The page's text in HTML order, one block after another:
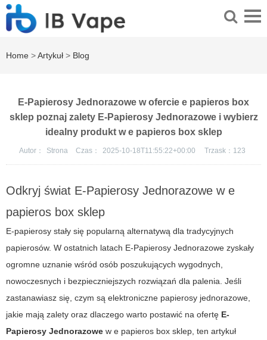
Home >Artykuł > Blog
E-Papierosy Jednorazowe w ofercie e papieros box
sklep poznaj zalety E-Papierosy Jednorazowe i wybierz
idealny produkt w e papieros box sklep
Autor： Strona Czas： 2025-10-18T11:55:22+00:00 Trzask： 123
Odkryj świat E-Papierosy Jednorazowe w e
papieros box sklep
E-papierosy stały się popularną alternatywą dla tradycyjnych
papierosów. W ostatnich latach E-Papierosy Jednorazowe zyskały
ogromne uznanie wśród osób poszukujących wygodnych,
nowoczesnych i bezpieczniejszych rozwiązań dla palenia. Jeśli
zastanawiasz się, czym są elektroniczne papierosy jednorazowe,
jakie mają zalety oraz dlaczego warto postawić na ofertę E-
Papierosy Jednorazowe w e papieros box sklep, ten artykuł